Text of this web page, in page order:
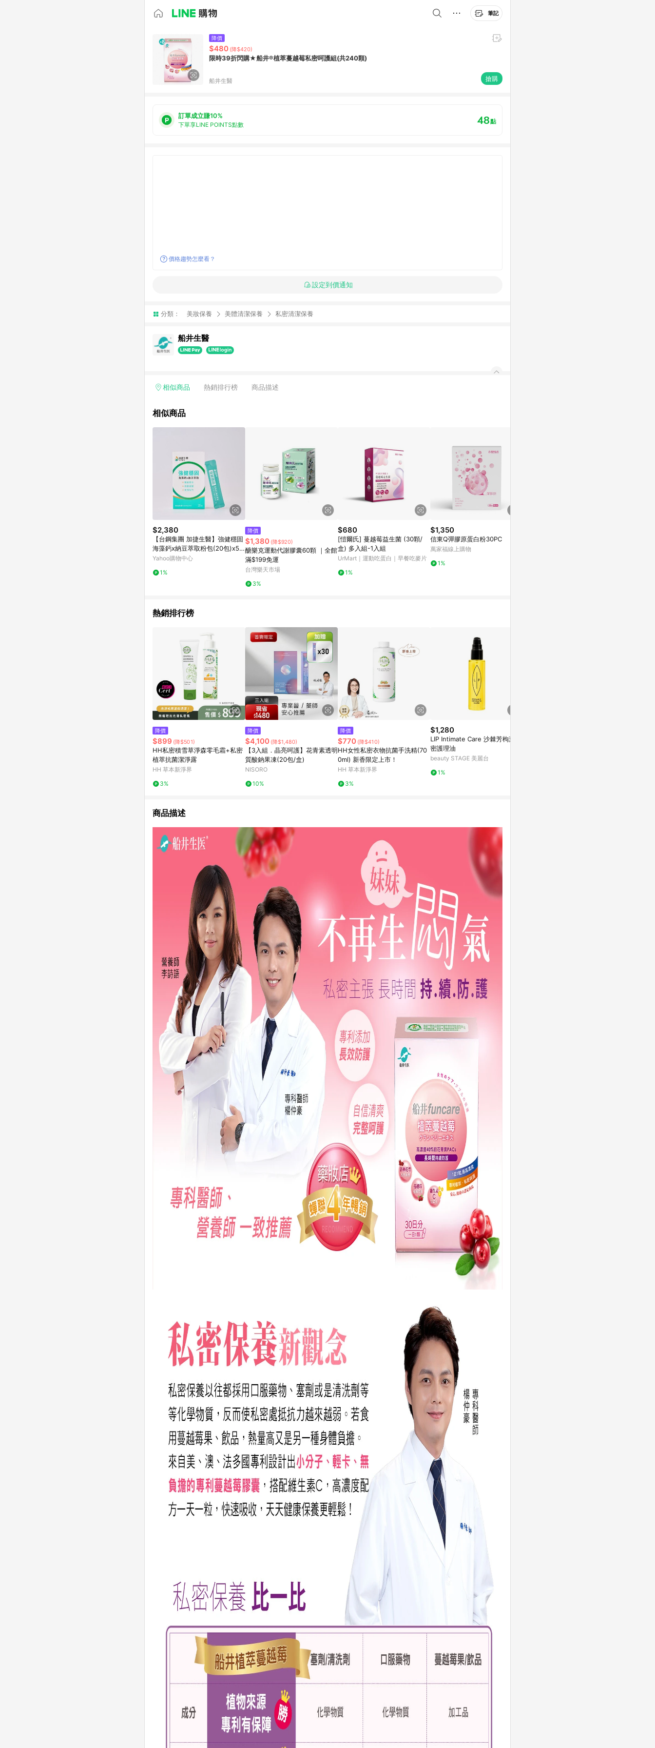
筆記
降價
$480 (降$420)
限時39折閃購★船井®植萃蔓越莓私密呵護組(共240顆)
船井生醫 搶購
訂單成立賺10%
下單享LINE POINTS點數 48點
價格趨勢怎麼看？
設定到價通知
分類： 美妝保養 美體清潔保養 私密清潔保養
船井生醫
相似商品 熱銷排行榜 商品描述
相似商品
$2,380
【台鋼集團 加捷生醫】強健穩固
海藻鈣x納豆萃取粉包(20包)x5
盒
Yahoo購物中心
1%
降價
$1,380 (降$920)
醣樂克運動代謝膠囊60顆 ｜全館
滿$199免運
台灣樂天市場
3%
$680
[愷爾氏] 蔓越莓益生菌 (30顆/
盒) 多入組-1入組
UrMart｜運動吃蛋白｜早餐吃麥片
1%
$1,350
信東Q彈膠原蛋白粉30PC
萬家福線上購物
1%
熱銷排行榜
降價
$899 (降$501)
HH私密積雪草淨森零毛霜+私密
植萃抗菌潔淨露
HH 草本新淨界
3%
降價
$4,100 (降$1,480)
【3入組．晶亮呵護】花青素透明
質酸鈉果凍(20包/盒)
NISORO
10%
降價
$770 (降$410)
HH女性私密衣物抗菌手洗精(70
0ml) 新香限定上市！
HH 草本新淨界
3%
$1,280
LIP Intimate Care 沙棘芳枸葉私
密護理油
beauty STAGE 美麗台
1%
商品描述